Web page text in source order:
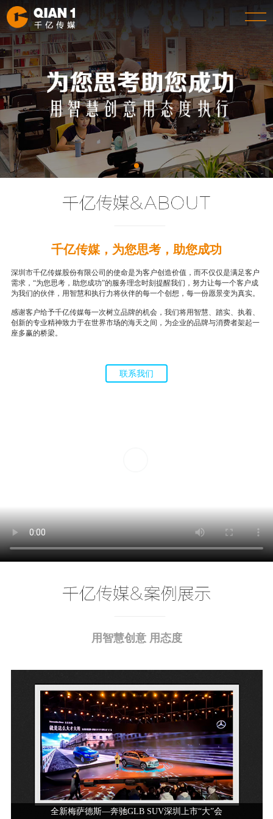
千亿传媒，为您思考，助您成功
深圳市千亿传媒股份有限公司的使命是为客户创造价值，而不仅仅是满足客户
需求，“为您思考，助您成功”的服务理念时刻提醒我们，努力让每一个客户成
为我们的伙伴，用智慧和执行力将伙伴的每一个创想，每一份愿景变为真实。
感谢客户给予千亿传媒每一次树立品牌的机会，我们将用智慧、踏实、执着、
创新的专业精神致力于在世界市场的海天之间，为企业的品牌与消费者架起一
座多赢的桥梁。
联系我们
用智慧创意 用态度
全新梅萨德斯—奔驰GLB SUV深圳上市“大”会